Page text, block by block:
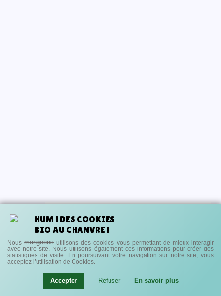
BIENVENUE CHEZ GREENITY.FR
Venez découvrir tout l'univers du CBD ''la vie
en vert'' !
SHOP EN LIGNE
HUM ! DES COOKIES
BIO AU CHANVRE !
Nousmangeons utilisons des cookies vous permettant de mieux interagir
avec notre site. Nous utilisons également ces informations pour créer des
statistiques de visite. En poursuivant votre navigation sur notre site, vous
acceptez l’utilisation de Cookies.
Accepter Refuser En savoir plus